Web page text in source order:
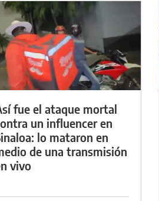
fue el ataque mortal
un influencer en
lo mataron en
de una transmisión
vivo